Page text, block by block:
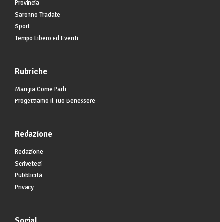
Provincia
Saronno Tradate
Sport
Tempo Libero ed Eventi
Rubriche
Mangia Come Parli
Progettiamo Il Tuo Benessere
Redazione
Redazione
Scriveteci
Pubblicità
Privacy